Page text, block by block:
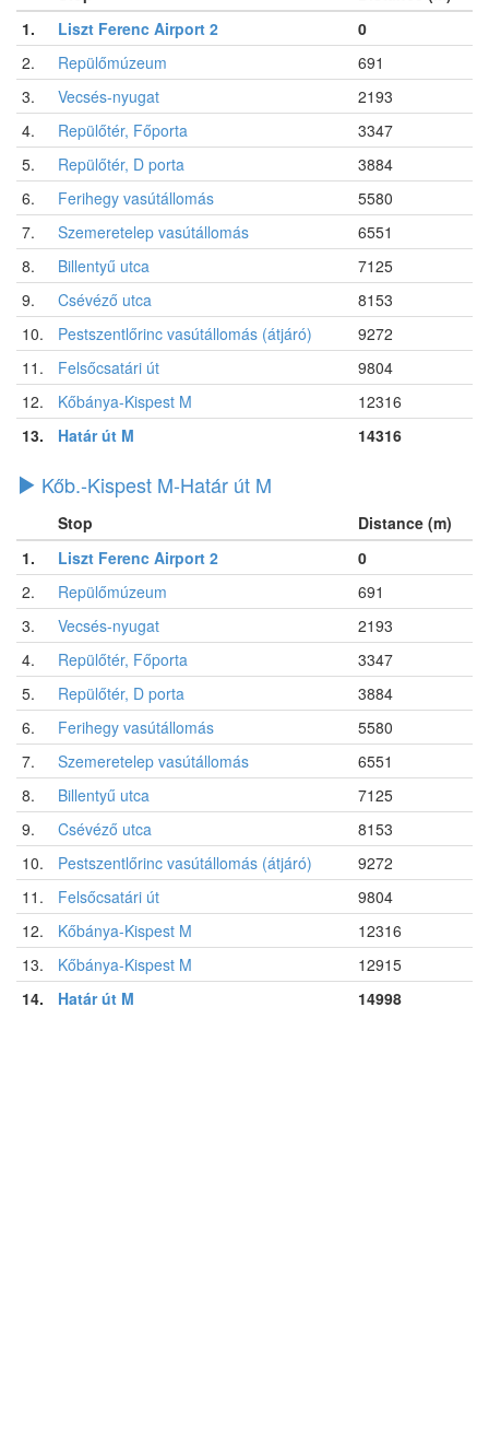
1.
Liszt Ferenc Airport 2
0
2.
Repülőmúzeum
691
3.
Vecsés-nyugat
2193
4.
Repülőtér, Főporta
3347
5.
Repülőtér, D porta
3884
6.
Ferihegy vasútállomás
5580
7.
Szemeretelep vasútállomás
6551
8.
Billentyű utca
7125
9.
Csévéző utca
8153
10.
Pestszentlőrinc vasútállomás (átjáró)
9272
11.
Felsőcsatári út
9804
12.
Kőbánya-Kispest M
12316
13.
Határ út M 14316
Kőb.-Kispest M-Határ út M
Stop
Distance (m)
1.
Liszt Ferenc Airport 2
0
2.
Repülőmúzeum
691
3.
Vecsés-nyugat
2193
4.
Repülőtér, Főporta
3347
5.
Repülőtér, D porta
3884
6.
Ferihegy vasútállomás
5580
7.
Szemeretelep vasútállomás
6551
8.
Billentyű utca
7125
9.
Csévéző utca
8153
10.
Pestszentlőrinc vasútállomás (átjáró)
9272
11.
Felsőcsatári út
9804
12.
Kőbánya-Kispest M
12316
13.
Kőbánya-Kispest M
12915
14.
Határ út M 14998